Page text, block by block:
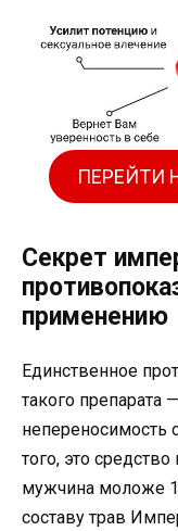
ПЕРЕЙТИ
Секрет
применению
Единственное
такого препарата
непереносимость
того, это
мужчина моложе
составу трав